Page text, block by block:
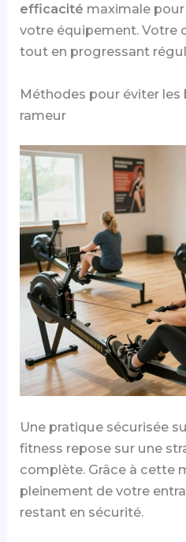
efficacité maximale
votre équipement. Votre
tout en progressant
Méthodes pour éviter les
rameur
Une pratique sécurisée
fitness repose sur une
complète. Grâce à cette
pleinement de votre
restant en sécurité.